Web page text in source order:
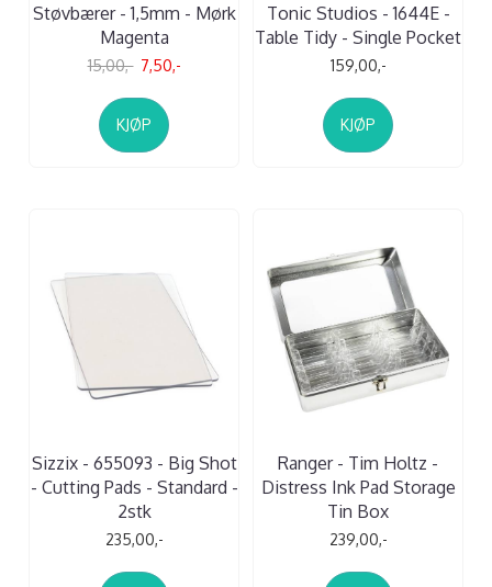
Støvbærer - 1,5mm - Mørk
Magenta
15,00,- 7,50,-
KJØP
Tonic Studios - 1644E -
Table Tidy - Single Pocket
159,00,-
KJØP
Sizzix - 655093 - Big Shot
- Cutting Pads - Standard -
2stk
235,00,-
Ranger - Tim Holtz -
Distress Ink Pad Storage
Tin Box
239,00,-